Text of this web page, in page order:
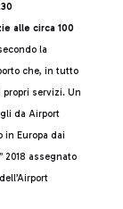
alle circa 100
la
che, in tutto
servizi. Un
da Airport
in Europa dai
2018 assegnato